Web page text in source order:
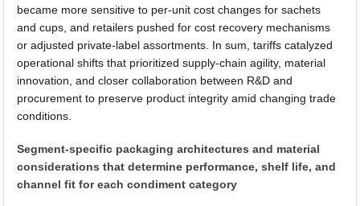
became more sensitive to per-unit cost changes for sachets
and cups, and retailers pushed for cost recovery mechanisms
or adjusted private-label assortments. In sum, tariffs catalyzed
operational shifts that prioritized supply-chain agility, material
innovation, and closer collaboration between R&D and
procurement to preserve product integrity amid changing trade
conditions.
Segment-specific packaging architectures and material
considerations that determine performance, shelf life, and
channel fit for each condiment category